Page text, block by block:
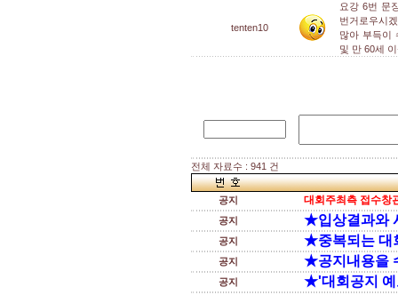
tenten10
요강 6번 문
번거로우시
많아 부득이
및 만 60세
전체 자료수 : 941 건
공지 대회주최측 접수창
공지 ★입상결과와
공지 ★중복되는 대
공지 ★공지내용을
공지 ★'대회공지 예